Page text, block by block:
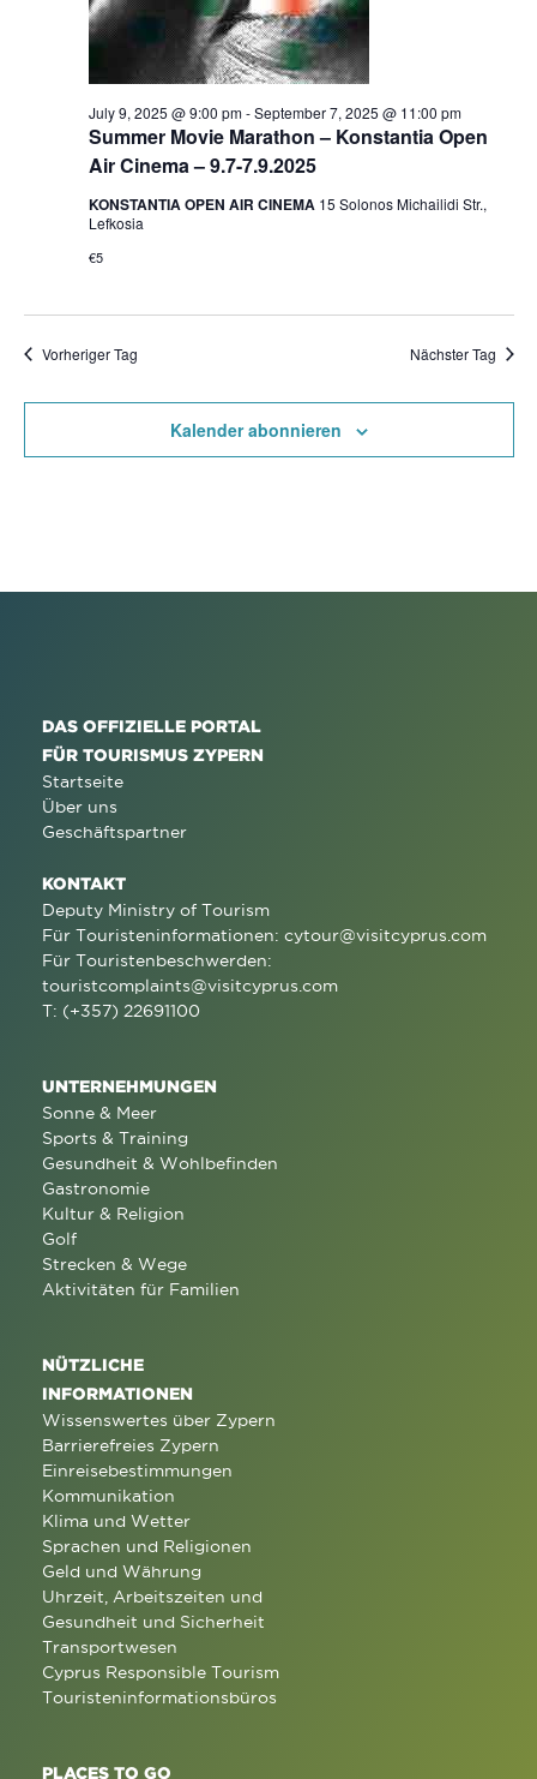
Summer Movie Marathon – Konstantia Open
Air Cinema – 9.7-7.9.2025
July 9, 2025 @ 9:00 pm-September 7, 2025 @ 11:00 pm
KONSTANTIA OPEN AIR CINEMA 15 Solonos Michailidi Str.,
Lefkosia
€5
Vorheriger Tag Nächster Tag
Kalender abonnieren
DAS OFFIZIELLE PORTAL
FÜR TOURISMUS ZYPERN
Startseite
Über uns
Geschäftspartner
KONTAKT
Deputy Ministry of Tourism
Für Touristeninformationen: cytour@visitcyprus.com
Für Touristenbeschwerden:
touristcomplaints@visitcyprus.com
T: (+357) 22691100
UNTERNEHMUNGEN
Sonne & Meer
Sports & Training
Gesundheit & Wohlbefinden
Gastronomie
Kultur & Religion
Golf
Strecken & Wege
Aktivitäten für Familien
NÜTZLICHE
INFORMATIONEN
Wissenswertes über Zypern
Barrierefreies Zypern
Einreisebestimmungen
Kommunikation
Klima und Wetter
Sprachen und Religionen
Geld und Währung
Uhrzeit, Arbeitszeiten und
Gesundheit und Sicherheit
Transportwesen
Cyprus Responsible Tourism
Touristeninformationsbüros
PLACES TO GO